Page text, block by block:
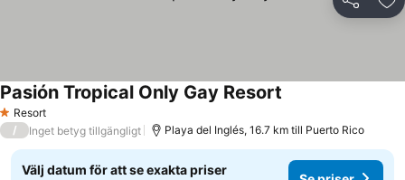
Dela
1 Stjärnor
Resort
Pasión Tropical Only Gay Resort
/ Inget betyg tillgängligt Playa del Inglés, 16.7 km till Puerto Rico
Välj datum för att se exakta priser